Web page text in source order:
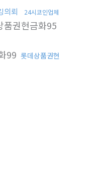
의뢰 24시코인업체
품권현금화95
99 롯데상품권현